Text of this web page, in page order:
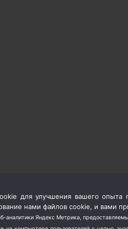
для улучшения вашего опыта
нами файлов cookie, и вами
аналитики Яндекс Метрика,